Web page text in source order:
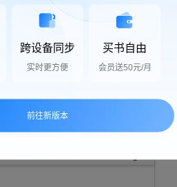
跨设备同步
实时更方便
买书自由
会员送50元/月
前往新版本